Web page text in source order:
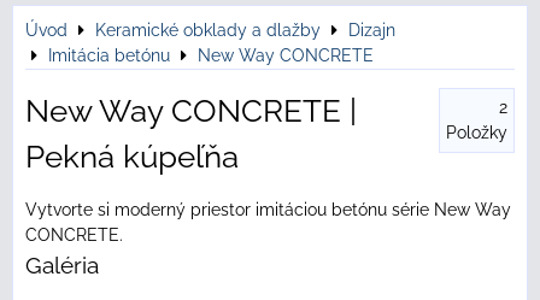
Úvod Keramické obklady a dlažby
Dizajn
Imitácia betónu
New Way CONCRETE
New Way CONCRETE |
Pekná kúpeľňa
2
Položky
Vytvorte si moderný priestor imitáciou betónu série New Way
CONCRETE.
Galéria